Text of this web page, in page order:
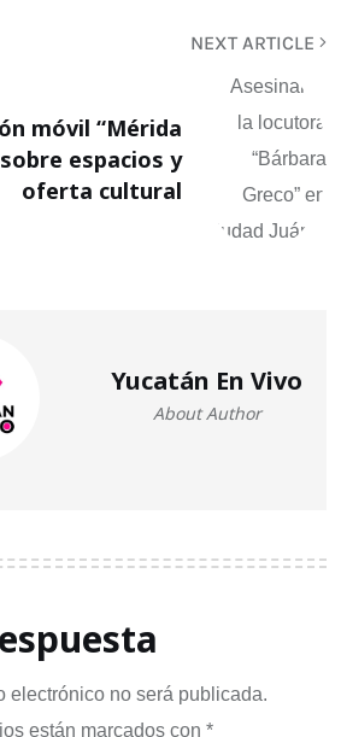
NEXT ARTICLE
móvil “Mérida
espacios y
oferta cultural
Yucatán En Vivo
About Author
electrónico no será publicada.
están marcados con *